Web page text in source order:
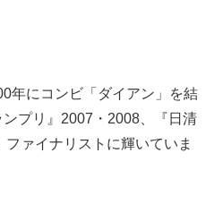
年にコンビ「ダイアン」を結
プリ』2007・2008、『日清
ァイナリストに輝いていま